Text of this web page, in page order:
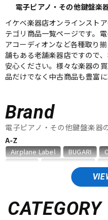
エレキギター
ベース
ドラム
キーボード
電子ピアノ・その他鍵盤楽
イケベ楽器店オンラインスト
テゴリ商品一覧ページです。
アコーディオンなど各種取り
舗もある老舗楽器店ですので
安心ください。様々な楽器の
品だけでなく中古商品も豊富に
Brand
電子ピアノ・その他鍵盤楽器
A-Z
Airplane Label BUGARI
No Brand
Victoria
YAMAHA ZEN-ON
他
CATEGORY